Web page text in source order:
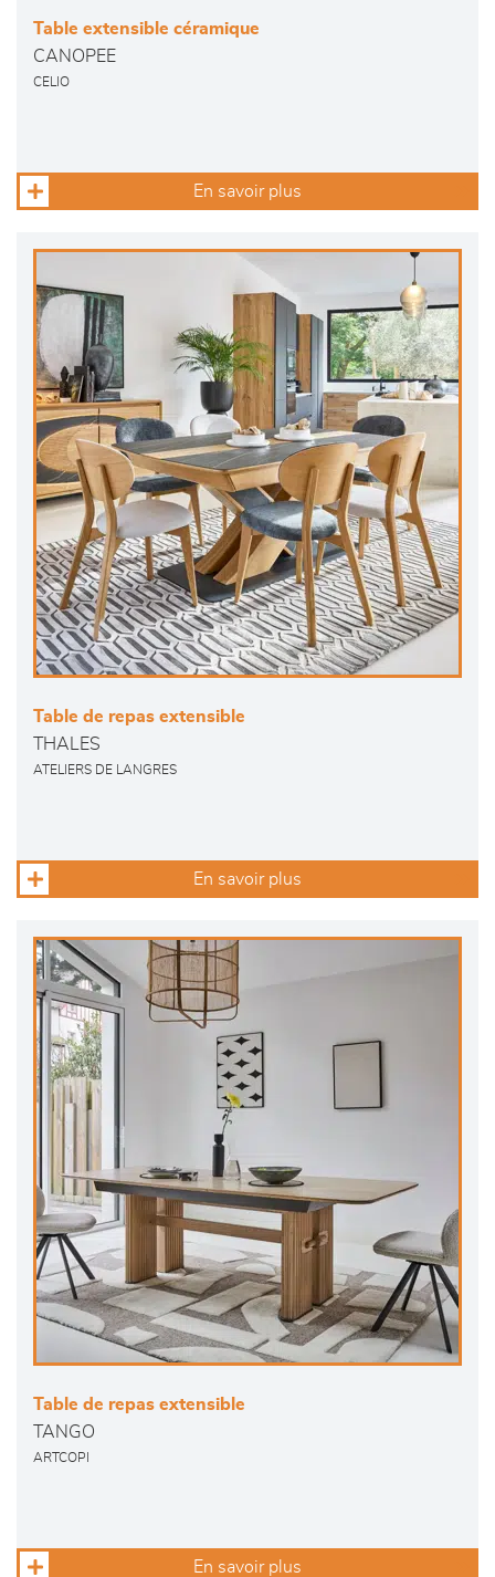
Table extensible céramique
CANOPEE
CELIO
En savoir plus
Table de repas extensible
THALES
ATELIERS DE LANGRES
En savoir plus
Table de repas extensible
TANGO
ARTCOPI
En savoir plus